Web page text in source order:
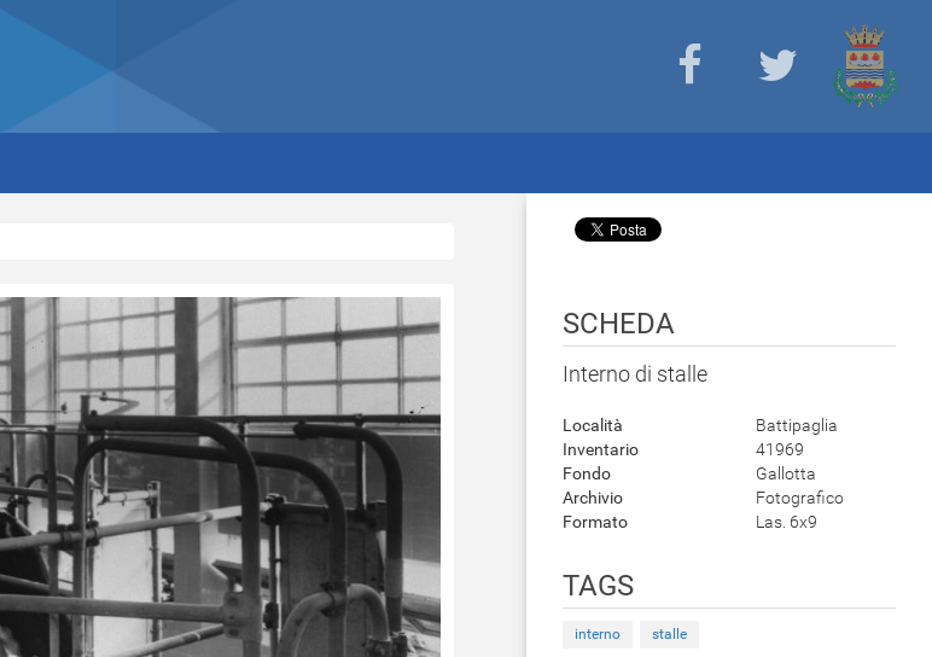
SCHEDA
Interno di stalle
Località
Battipaglia
Inventario
41969
Fondo
Gallotta
Archivio
Fotografico
Formato
Las. 6x9
TAGS
interno stalle